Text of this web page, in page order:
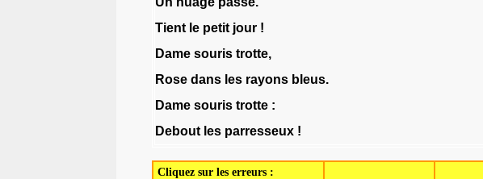
Tient le petit jour !
Dame souris trotte,
Rose dans les rayons bleus.
Dame souris trotte :
Debout les parresseux !
Cliquez sur les erreurs :